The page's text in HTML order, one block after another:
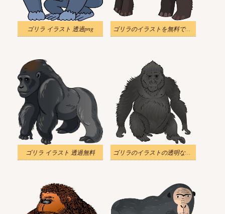
ゴリラ イラスト 透過png ゴリラのイラストを無料で透明化
ゴリラ イラスト 透過無料 ゴリラのイラストの透明な背景をダウンロード